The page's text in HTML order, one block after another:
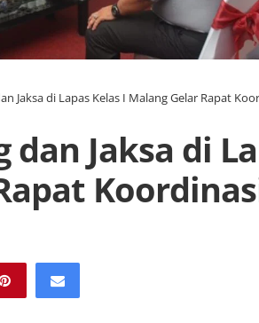
Jaksa di Lapas Kelas I Malang Gelar Rapat
Jaksa di